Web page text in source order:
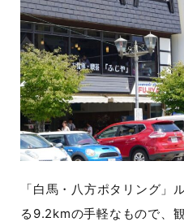
「白馬・八方ポタリング」
る9.2kmの手軽なもので、